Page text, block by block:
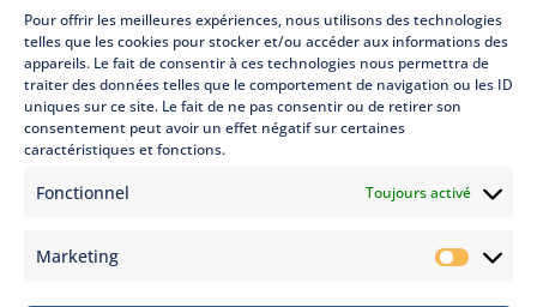
Pour offrir les meilleures expériences, nous utilisons des technologies
telles que les cookies pour stocker et/ou accéder aux informations des
appareils. Le fait de consentir à ces technologies nous permettra de
traiter des données telles que le comportement de navigation ou les ID
uniques sur ce site. Le fait de ne pas consentir ou de retirer son
consentement peut avoir un effet négatif sur certaines
caractéristiques et fonctions.
Fonctionnel Toujours activé
Marketing